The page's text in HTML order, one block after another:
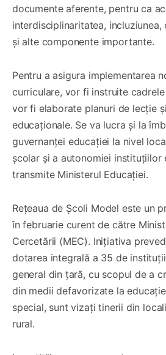
documente aferente, pentru ca
interdisciplinaritatea, incluziunea,
și alte componente importante.
Pentru a asigura implementarea
curriculare, vor fi instruite
vor fi elaborate planuri de lecție
educaționale. Se va lucra și la
guvernanței educației la nivel
școlar și a autonomiei instituțiilor
transmite Ministerul Educației.
Rețeaua de Școli Model este un
în februarie curent de către
Cercetării (MEC). Inițiativa
dotarea integrală a 35 de
general din țară, cu scopul de a
din medii defavorizate la
special, sunt vizați tinerii din
rural.